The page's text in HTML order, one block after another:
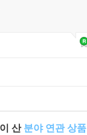
산 분야 연관 상품